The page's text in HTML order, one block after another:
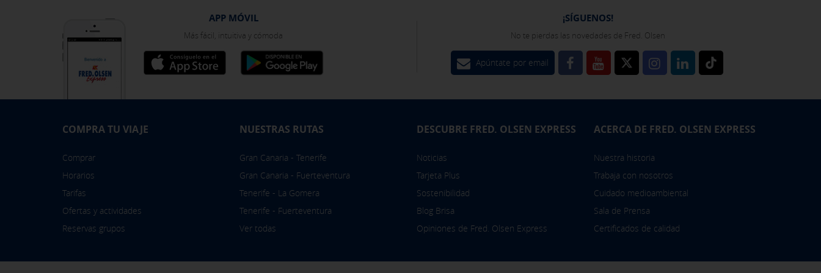
APP MÓVIL
Más fácil, intuitiva y cómoda
¡SÍGUENOS!
No te pierdas las novedades de Fred. Olsen
Apúntate por email
COMPRA TU VIAJE
Comprar
Horarios
Tarifas
Ofertas y actividades
Reservas grupos
NUESTRAS RUTAS
Gran Canaria - Tenerife
Gran Canaria - Fuerteventura
Tenerife - La Gomera
Tenerife - Fuerteventura
Ver todas
DESCUBRE FRED. OLSEN EXPRESS
Noticias
Tarjeta Plus
Sostenibilidad
Blog Brisa
Opiniones de Fred. Olsen Express
ACERCA DE FRED. OLSEN EXPRESS
Nuestra historia
Trabaja con nosotros
Cuidado medioambiental
Sala de Prensa
Certificados de calidad